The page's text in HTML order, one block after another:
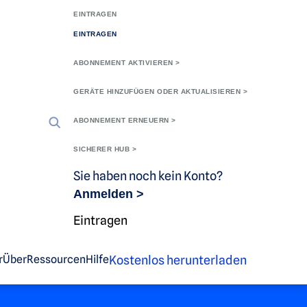
EINTRAGEN
EINTRAGEN
ABONNEMENT AKTIVIEREN >
GERÄTE HINZUFÜGEN ODER AKTUALISIEREN >
ABONNEMENT ERNEUERN >
SICHERER HUB >
Sie haben noch kein Konto?
Anmelden >
Eintragen
ÜberRessourcenHilfeKostenlos herunterladen